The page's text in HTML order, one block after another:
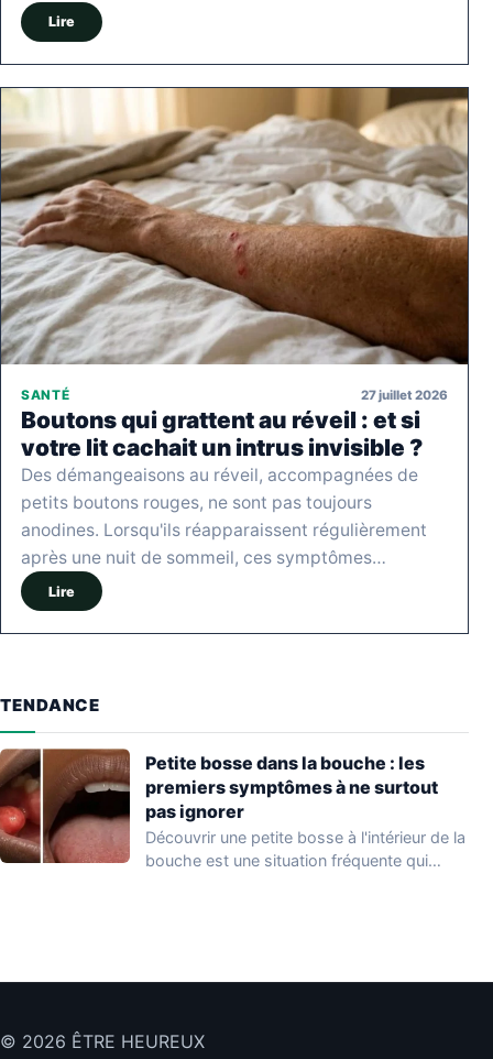
Lire
SANTÉ 27 juillet 2026
Boutons qui grattent au réveil : et si
votre lit cachait un intrus invisible ?
Des démangeaisons au réveil, accompagnées de
petits boutons rouges, ne sont pas toujours
anodines. Lorsqu'ils réapparaissent régulièrement
après une nuit de sommeil, ces symptômes…
Lire
TENDANCE
Petite bosse dans la bouche : les
premiers symptômes à ne surtout
pas ignorer
Découvrir une petite bosse à l'intérieur de la
bouche est une situation fréquente qui…
© 2026 ÊTRE HEUREUX